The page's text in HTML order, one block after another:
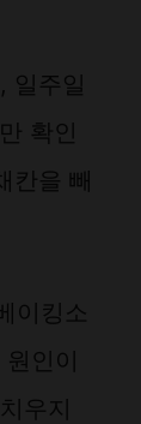
일주일
확인
칸을 빼
이킹소
인이
우지